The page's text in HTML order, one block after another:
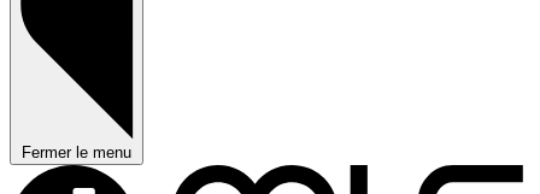
Fermer le menu